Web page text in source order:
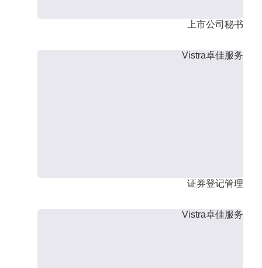
上市公司秘书
Vistra卓佳服务
证券登记管理
Vistra卓佳服务